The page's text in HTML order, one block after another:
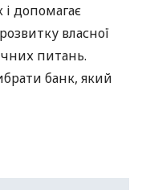
і допомагає
власної
питань.
банк, який